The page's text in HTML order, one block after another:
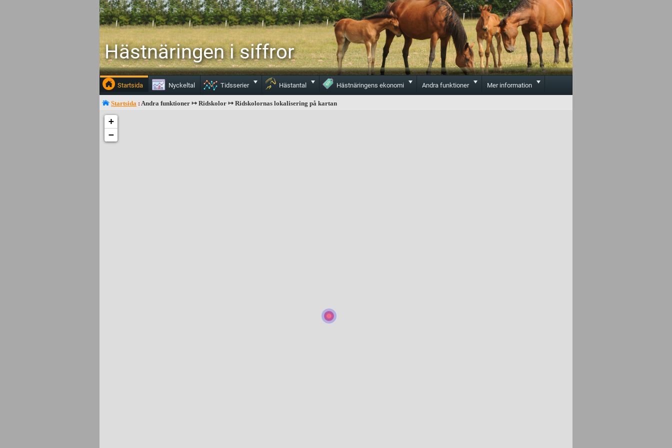
Hästnäringen i siffror
Startsida Nyckeltal Tidsserier Hästantal Hästnäringens ekonomi Andra funktioner Mer information
Startsida : Andra funktioner ↦ Ridskolor ↦ Ridskolornas lokalisering på kartan
+
−